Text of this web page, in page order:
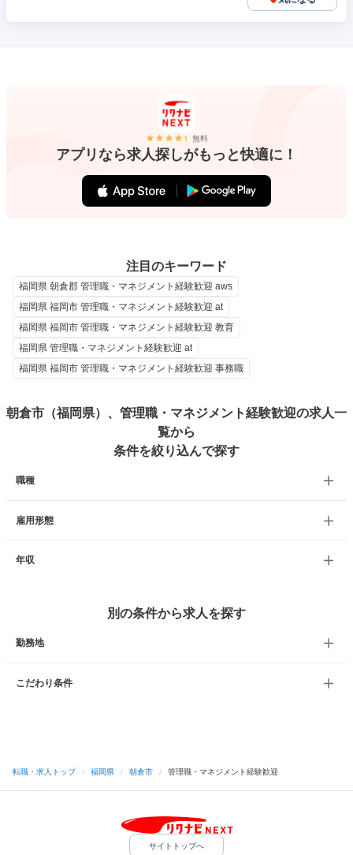
無料
アプリなら求人探しがもっと快適に！
注目のキーワード
福岡県 朝倉郡 管理職・マネジメント経験歓迎 aws
福岡県 福岡市 管理職・マネジメント経験歓迎 at
福岡県 福岡市 管理職・マネジメント経験歓迎 教育
福岡県 管理職・マネジメント経験歓迎 at
福岡県 福岡市 管理職・マネジメント経験歓迎 事務職
朝倉市（福岡県）、管理職・マネジメント経験歓迎の求人一
覧から
条件を絞り込んで探す
職種
雇用形態
年収
別の条件から求人を探す
勤務地
こだわり条件
転職・求人トップ / 福岡県 / 朝倉市 / 管理職・マネジメント経験歓迎
サイトトップへ